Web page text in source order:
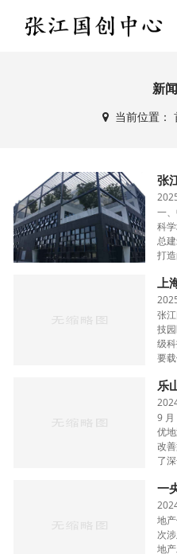
新
当前位置：
一
科
总
打
系。
上
张
技
级
要
成
9 月
优
改
了
9 月
一
地
次
地